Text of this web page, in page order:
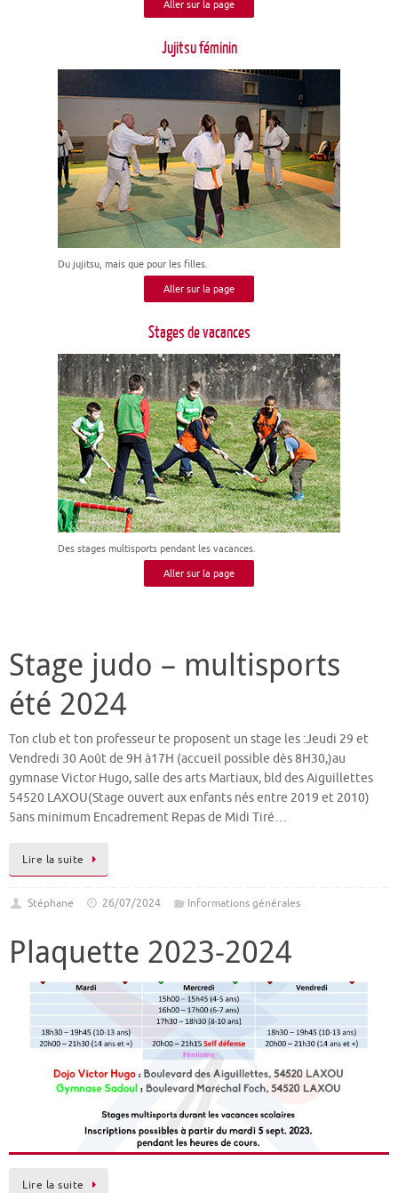
Aller sur la page
Jujitsu féminin
Du jujitsu, mais que pour les filles.
Aller sur la page
Stages de vacances
Des stages multisports pendant les vacances.
Aller sur la page
Stage judo – multisports
été 2024
Ton club et ton professeur te proposent un stage les :Jeudi 29 et
Vendredi 30 Août de 9H à17H (accueil possible dès 8H30,)au
gymnase Victor Hugo, salle des arts Martiaux, bld des Aiguillettes
54520 LAXOU(Stage ouvert aux enfants nés entre 2019 et 2010)
5ans minimum Encadrement Repas de Midi Tiré…
Lire la suite
Stéphane 26/07/2024 Informations générales
Plaquette 2023-2024
Lire la suite